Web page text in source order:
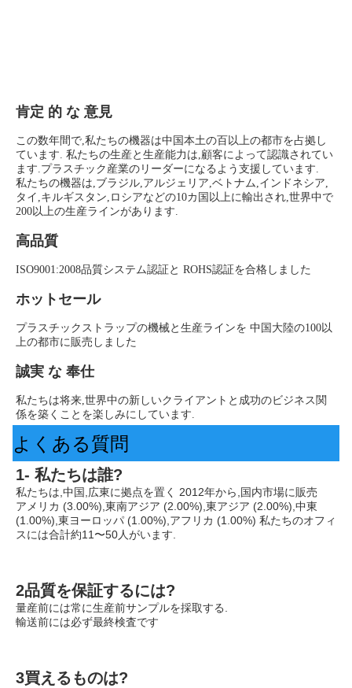
肯定 的 な 意見
この数年間で,私たちの機器は中国本土の百以上の都市を占拠し
ています. 私たちの生産と生産能力は,顧客によって認識されてい
ます.プラスチック産業のリーダーになるよう支援しています.
私たちの機器は,ブラジル,アルジェリア,ベトナム,インドネシア,
タイ,キルギスタン,ロシアなどの10カ国以上に輸出され,世界中で
200以上の生産ラインがあります.
高品質
ISO9001:2008品質システム認証と ROHS認証を合格しました
ホットセール
プラスチックストラップの機械と生産ラインを 中国大陸の100以
上の都市に販売しました
誠実 な 奉仕
私たちは将来,世界中の新しいクライアントと成功のビジネス関
係を築くことを楽しみにしています.
よくある質問
1- 私たちは誰?
私たちは,中国,広東に拠点を置く 2012年から,国内市場に販売
アメリカ (3.00%),東南アジア (2.00%),東アジア (2.00%),中東
(1.00%),東ヨーロッパ (1.00%),アフリカ (1.00%) 私たちのオフィ
スには合計約11〜50人がいます.
2品質を保証するには?
量産前には常に生産前サンプルを採取する.
輸送前には必ず最終検査です
3買えるものは?